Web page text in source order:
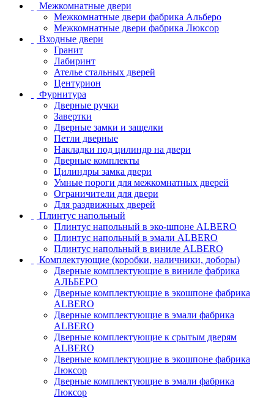
Межкомнатные двери
Межкомнатные двери фабрика Альберо
Межкомнатные двери фабрика Люксор
Входные двери
Гранит
Лабиринт
Ателье стальных дверей
Центурион
Фурнитура
Дверные ручки
Завертки
Дверные замки и защелки
Петли дверные
Накладки под цилиндр на двери
Дверные комплекты
Цилиндры замка двери
Умные пороги для межкомнатных дверей
Ограничители для двери
Для раздвижных дверей
Плинтус напольный
Плинтус напольный в эко-шпоне ALBERO
Плинтус напольный в эмали ALBERO
Плинтус напольный в виниле ALBERO
Комплектующие (коробки, наличники, доборы)
Дверные комплектующие в виниле фабрика
АЛЬБЕРО
Дверные комплектующие в экошпоне фабрика
ALBERO
Дверные комплектующие в эмали фабрика
ALBERO
Дверные комплектующие к срытым дверям
ALBERO
Дверные комплектующие в экошпоне фабрика
Люксор
Дверные комплектующие в эмали фабрика
Люксор